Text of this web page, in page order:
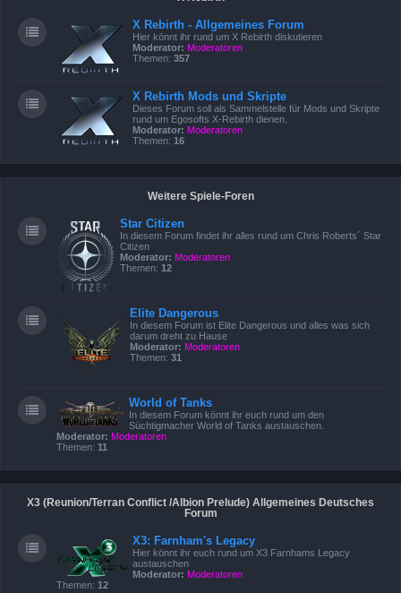
X Rebirth - Allgemeines Forum
Hier könnt ihr rund um X Rebirth diskutieren
Moderator: Moderatoren
Themen: 357
X Rebirth Mods und Skripte
Dieses Forum soll als Sammelstelle für Mods und Skripte
rund um Egosofts X-Rebirth dienen.
Moderator: Moderatoren
Themen: 16
Weitere Spiele-Foren
Star Citizen
In diesem Forum findet ihr alles rund um Chris Roberts´ Star
Citizen
Moderator: Moderatoren
Themen: 12
Elite Dangerous
In diesem Forum ist Elite Dangerous und alles was sich
darum dreht zu Hause
Moderator: Moderatoren
Themen: 31
World of Tanks
In diesem Forum könnt ihr euch rund um den
Süchtigmacher World of Tanks austauschen.
Moderator: Moderatoren
Themen: 11
X3 (Reunion/Terran Conflict /Albion Prelude) Allgemeines Deutsches
Forum
X3: Farnham's Legacy
Hier könnt ihr euch rund um X3 Farnhams Legacy
austauschen
Moderator: Moderatoren
Themen: 12